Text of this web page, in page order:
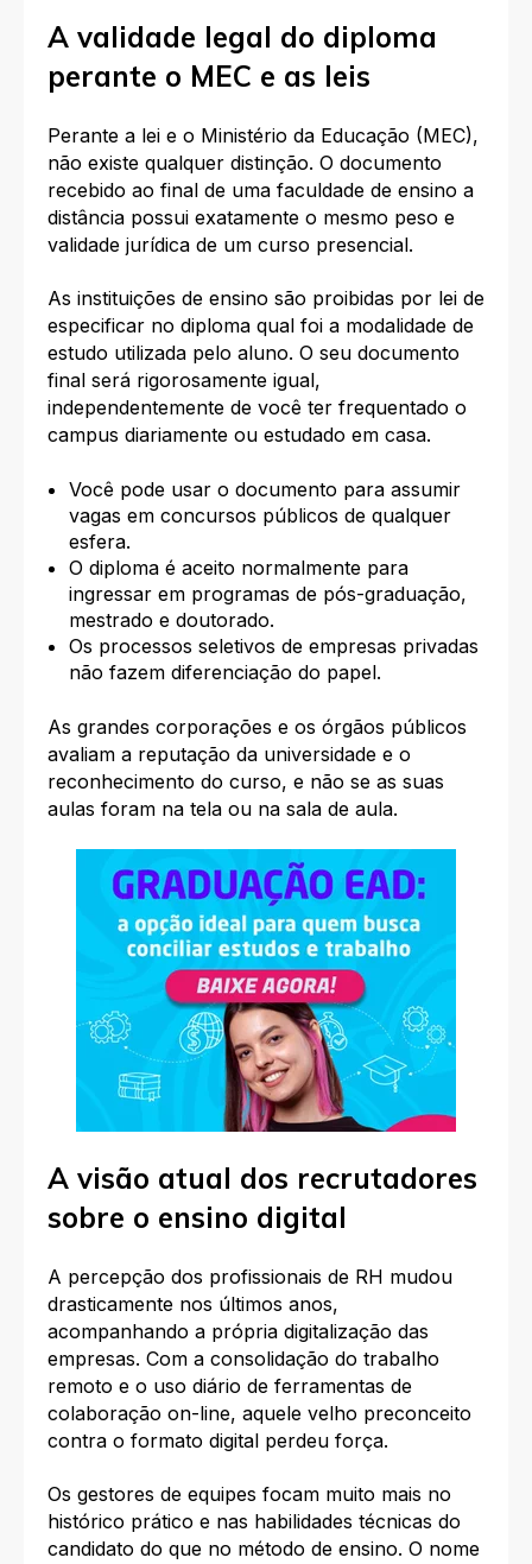
A validade legal do diploma
perante o MEC e as leis
Perante a lei e o Ministério da Educação (MEC),
não existe qualquer distinção. O documento
recebido ao final de uma faculdade de ensino a
distância possui exatamente o mesmo peso e
validade jurídica de um curso presencial.
As instituições de ensino são proibidas por lei de
especificar no diploma qual foi a modalidade de
estudo utilizada pelo aluno. O seu documento
final será rigorosamente igual,
independentemente de você ter frequentado o
campus diariamente ou estudado em casa.
Você pode usar o documento para assumir
vagas em concursos públicos de qualquer
esfera.
O diploma é aceito normalmente para
ingressar em programas de pós-graduação,
mestrado e doutorado.
Os processos seletivos de empresas privadas
não fazem diferenciação do papel.
As grandes corporações e os órgãos públicos
avaliam a reputação da universidade e o
reconhecimento do curso, e não se as suas
aulas foram na tela ou na sala de aula.
A visão atual dos recrutadores
sobre o ensino digital
A percepção dos profissionais de RH mudou
drasticamente nos últimos anos,
acompanhando a própria digitalização das
empresas. Com a consolidação do trabalho
remoto e o uso diário de ferramentas de
colaboração on-line, aquele velho preconceito
contra o formato digital perdeu força.
Os gestores de equipes focam muito mais no
histórico prático e nas habilidades técnicas do
candidato do que no método de ensino. O nome